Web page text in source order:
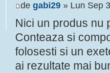
de gabi29 » Lun Sep
Nici un produs nu
Conteaza si
folosesti si un
ai rezultate mai